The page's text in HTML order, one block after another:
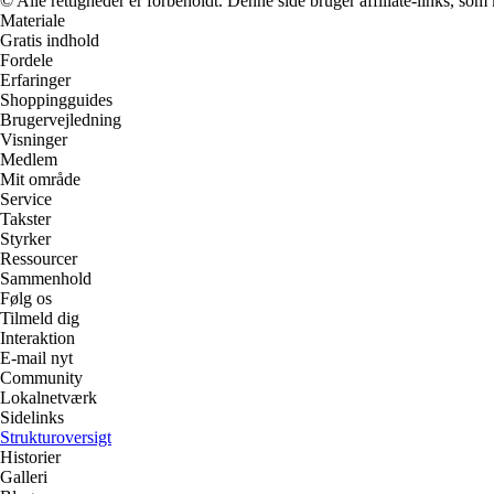
Materiale
Gratis indhold
Fordele
Erfaringer
Shoppingguides
Brugervejledning
Visninger
Medlem
Mit område
Service
Takster
Styrker
Ressourcer
Sammenhold
Følg os
Tilmeld dig
Interaktion
E-mail nyt
Community
Lokalnetværk
Sidelinks
Strukturoversigt
Historier
Galleri